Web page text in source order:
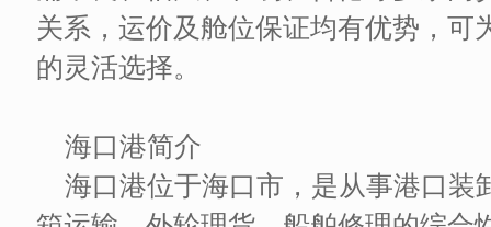
关系，运价及舱位保证均有优势，可
的灵活选择。
海口港简介
海口港位于海口市，是从事港口装